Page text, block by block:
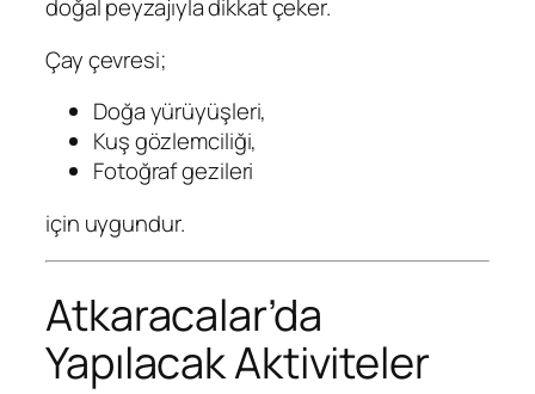
doğal peyzajıyla dikkat çeker.
Çay çevresi;
Doğa yürüyüşleri,
Kuş gözlemciliği,
Fotoğraf gezileri
için uygundur.
Atkaracalar’da
Yapılacak Aktiviteler